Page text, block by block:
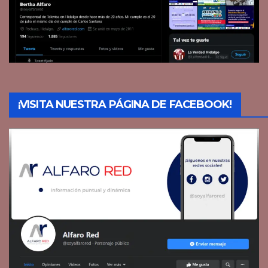
¡VISITA NUESTRA PÁGINA DE FACEBOOK!